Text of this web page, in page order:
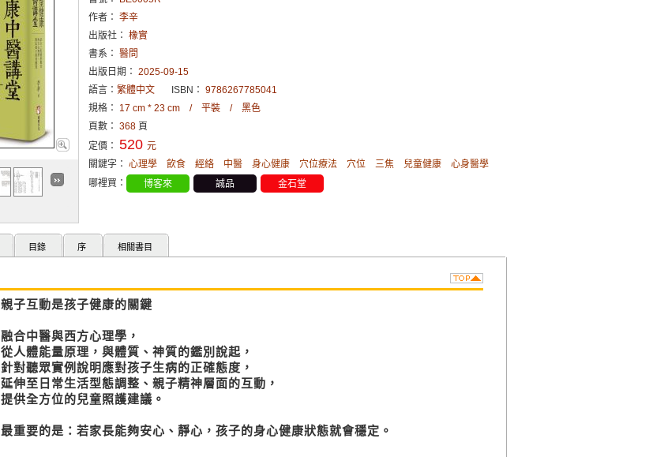
作者： 李辛
出版社： 橡實
書系： 醫問
出版日期： 2025-09-15
語言： 繁體中文 ISBN： 9786267785041
規格： 17 cm * 23 cm / 平裝 / 黑色
頁數： 368 頁
定價： 520 元
關鍵字： 心理學 飲食 經絡 中醫 身心健康 穴位療法 穴位 三焦 兒童健康
心身醫學
哪裡買：
博客來 誠品 金石堂
目錄 序 相關書目
親子互動是孩子健康的關鍵
融合中醫與西方心理學，
從人體能量原理，與體質、神質的鑑別說起，
針對聽眾實例說明應對孩子生病的正確態度，
延伸至日常生活型態調整、親子精神層面的互動，
提供全方位的兒童照護建議。
最重要的是：若家長能夠安心、靜心，孩子的身心健康狀態就會穩定。